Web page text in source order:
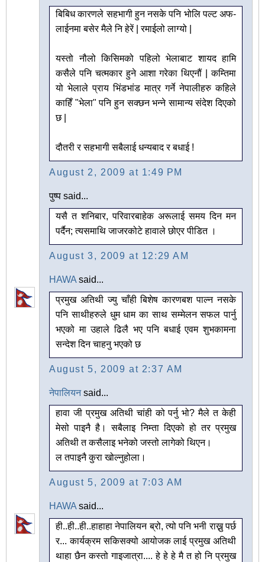
बिबिध कारणले सहभागी हुन नसके पनि भोलि पल्ट अफ-
लाईनमा बसेर मैले नि हेरें | रमाईलो लाग्यो |
यस्तो नौलो किसिमको पहिलो भेलाबाट शायद हामि
कसैले पनि चत्मकार हुने आशा गरेका थिएनौं | कम्तिमा
यो भेलाले प्राय भिंडभांड मात्र गर्ने नेपालीहरु कहिले
काहिँ "भेला" पनि हुन सक्छन भन्ने सामान्य संदेश दिएको
छ |
दौतरी र सहभागी सबैलाई धन्यबाद र बधाई !
August 2, 2009 at 1:49 PM
पुष्प said...
यसै त शनिबार, परिवारबाहेक अरूलाई समय दिन मन
पर्दैन; त्यसमाथि जाजरकोटे हावाले छोएर पीडित ।
August 3, 2009 at 12:29 AM
HAWA said...
प्रमुख अतिथी ज्यु चाँही बिशेष कारणबश पाल्न नसके
पनि साथीहरुले धुम धाम का साथ सम्मेलन सफल पार्नु
भएको मा उहाले ढिलै भए पनि बधाई एवम शुभकामना
सन्देश दिन चाहनु भएको छ
August 5, 2009 at 2:37 AM
नेपालियनsaid...
हावा जी प्रमुख अतिथी चांही को पर्नु भो? मैले त केही
मेसो पाइनै है। सबैलाइ निम्ता दिएको हो तर प्रमुख
अतिथी त कसैलाइ भनेको जस्तो लागेको थिएन।
ल तपाइनै कुरा खोल्नुहोला।
August 5, 2009 at 7:03 AM
HAWA said...
ही..ही..ही..हाहाहा नेपालियन ब्रो, त्यो पनि भनी राख्नु पर्छ
र... कार्यक्रम सकिसक्यो आयोजक लाई प्रमुख अतिथी
थाहा छैन कस्तो गाइजात्रा.... हे हे हे मै त हो नि प्रमुख